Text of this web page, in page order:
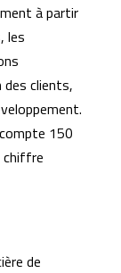
à partir
les
clients,
150
chiffre
de